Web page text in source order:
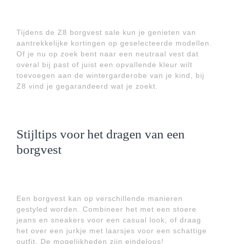
Tijdens de Z8 borgvest sale kun je genieten van
aantrekkelijke kortingen op geselecteerde modellen.
Of je nu op zoek bent naar een neutraal vest dat
overal bij past of juist een opvallende kleur wilt
toevoegen aan de wintergarderobe van je kind, bij
Z8 vind je gegarandeerd wat je zoekt.
Stijltips voor het dragen van een
borgvest
Een borgvest kan op verschillende manieren
gestyled worden. Combineer het met een stoere
jeans en sneakers voor een casual look, of draag
het over een jurkje met laarsjes voor een schattige
outfit. De mogelijkheden zijn eindeloos!